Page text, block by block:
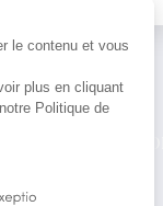
le contenu et vous
plus en cliquant
Politique de